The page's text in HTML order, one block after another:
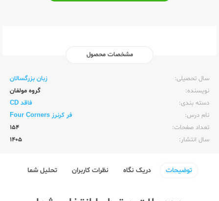
مشخصات محصول
سال تحصیلی:‌
زبان بزرگسالان
نویسنده:‌
گروه مولفان
دسته بندی:
فاقد CD
نام درس:
فر کرنرز Four Corners
تعداد صفحات:‌
154
سال انتشار:‌
1405
توضیحات دریک نگاه نظرات کاربران تحلیل شما